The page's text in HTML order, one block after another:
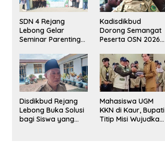
SDN 4 Rejang
Lebong Gelar
Seminar Parenting
Bullying,
Kadisdikbud: Patut
Jadi Contoh
Kadisdikbud
Dorong Semangat
Peserta OSN 2026
Disdikbud Rejang
Lebong Buka Solusi
bagi Siswa yang
Mahasiswa UGM
KKN di Kaur, Bupati
Titip Misi Wujudkan